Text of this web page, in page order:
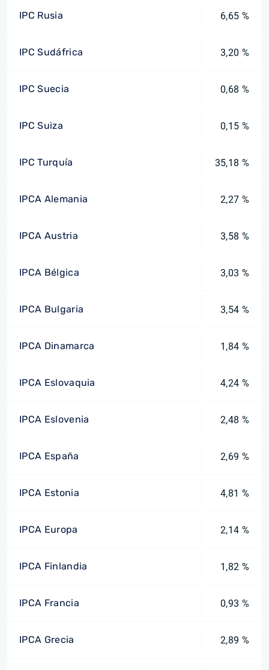
IPC Rusia 6,65 %
IPC Sudáfrica 3,20 %
IPC Suecia 0,68 %
IPC Suiza 0,15 %
IPC Turquía 35,18 %
IPCA Alemania 2,27 %
IPCA Austria 3,58 %
IPCA Bélgica 3,03 %
IPCA Bulgaria 3,54 %
IPCA Dinamarca 1,84 %
IPCA Eslovaquia 4,24 %
IPCA Eslovenia 2,48 %
IPCA España 2,69 %
IPCA Estonia 4,81 %
IPCA Europa 2,14 %
IPCA Finlandia 1,82 %
IPCA Francia 0,93 %
IPCA Grecia 2,89 %